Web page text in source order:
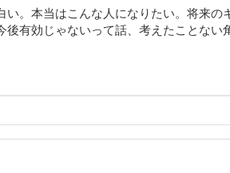
。本当はこんな人になりたい。将来の
有効じゃないって話、考えたことない